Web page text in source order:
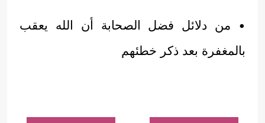
• من دلائل فضل الصحابة أن الله يعقب
بالمغفرة بعد ذكر خطئهم